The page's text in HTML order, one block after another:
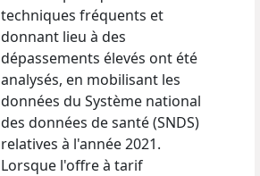
techniques fréquents et
donnant lieu à des
dépassements élevés ont été
analysés, en mobilisant les
données du Système national
des données de santé (SNDS)
relatives à l'année 2021.
Lorsque l'offre à tarif